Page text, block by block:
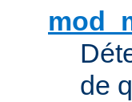
de